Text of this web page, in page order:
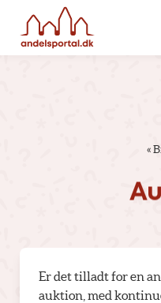
«
Er det tilladt for en
auktion, med